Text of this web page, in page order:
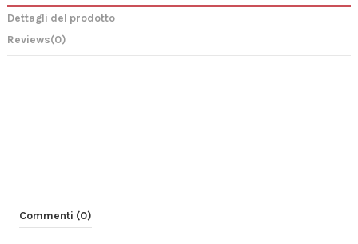
Dettagli del prodotto
Reviews(0)
Commenti (0)